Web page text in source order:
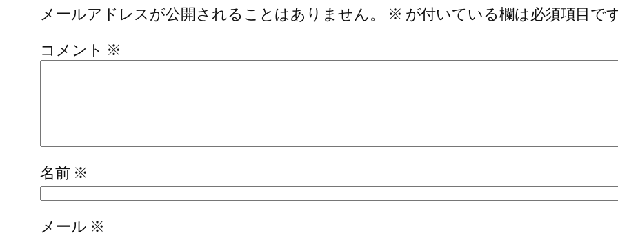
メールアドレスが公開されることはありません。
※ が付いている欄は必須項目で
コメント ※
名前 ※
メール ※